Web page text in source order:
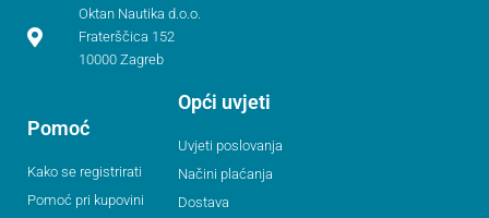
Oktan Nautika d.o.o.
Fraterščica 152
10000 Zagreb
Pomoć
Kako se registrirati
Pomoć pri kupovini
Opći uvjeti
Uvjeti poslovanja
Načini plaćanja
Dostava